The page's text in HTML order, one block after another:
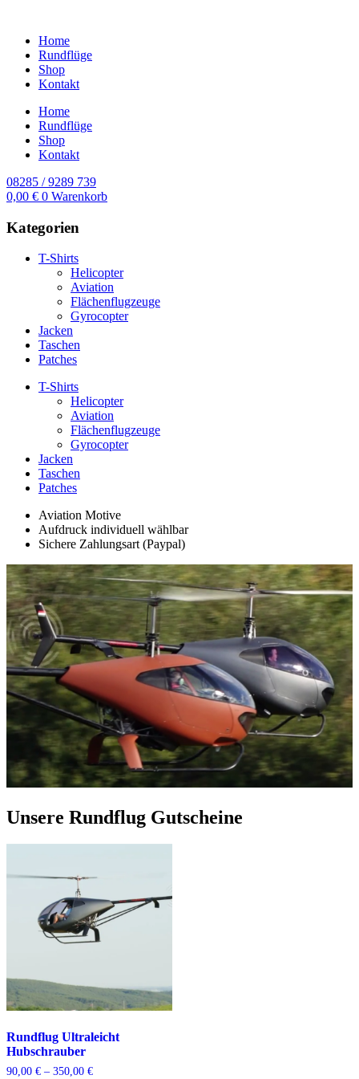
Home
Rundflüge
Shop
Kontakt
Home
Rundflüge
Shop
Kontakt
08285 / 9289 739
0,00 € 0 Warenkorb
Kategorien
T-Shirts
Helicopter
Aviation
Flächenflugzeuge
Gyrocopter
Jacken
Taschen
Patches
T-Shirts
Helicopter
Aviation
Flächenflugzeuge
Gyrocopter
Jacken
Taschen
Patches
Aviation Motive
Aufdruck individuell wählbar
Sichere Zahlungsart (Paypal)
Unsere Rundflug Gutscheine
Rundflug Ultraleicht
Hubschrauber
90,00 € – 350,00 €Preisspanne: